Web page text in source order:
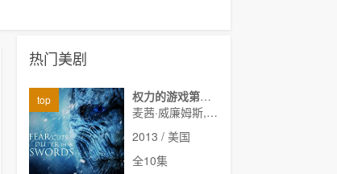
热门美剧
top
权力的游戏第三季
麦茜·威廉姆斯,艾米莉亚·克拉克,理查德·麦登,伊萨克·亨普斯特德-怀特,斯蒂芬·迪兰,彼特·丁克拉奇,尼古拉·科斯特-瓦尔道,杰克·格里森,基特·哈灵顿
2013 / 美国
全10集